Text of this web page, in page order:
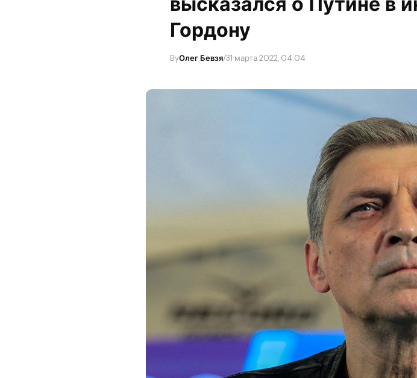
Гордону
ByОлег Бевзя/31 марта 2022, 04:04